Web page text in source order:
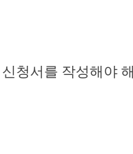
청서를 작성해야